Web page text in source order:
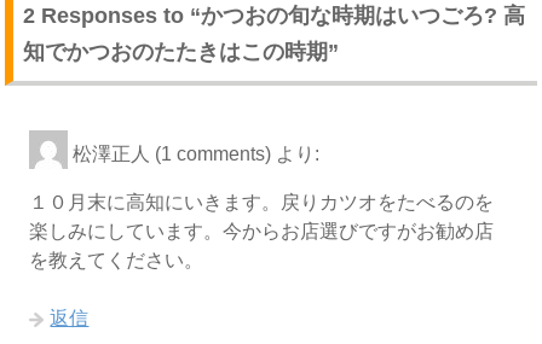
2 Responses to “かつおの旬な時期はいつごろ? 高
知でかつおのたたきはこの時期”
松澤正人 (1 comments) より:
１０月末に高知にいきます。戻りカツオをたべるのを
楽しみにしています。今からお店選びですがお勧め店
を教えてください。
返信